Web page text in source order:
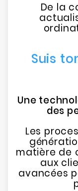
De la
Suis
Une
des
Les
matière de
aux
avancées